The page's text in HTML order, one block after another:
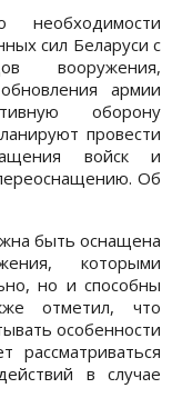
сил Беларуси с
вооружения,
армии
оборону
провести
войск и
Об
быть оснащена
которыми
но и способны
отметил, что
особенности
рассматриваться
в случае